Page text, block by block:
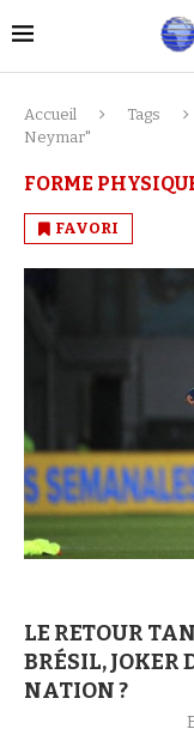
Accueil Tags
Neymar"
FORME
FAVORI
LE RETOUR
BRÉSIL, JOKER
NATION ?